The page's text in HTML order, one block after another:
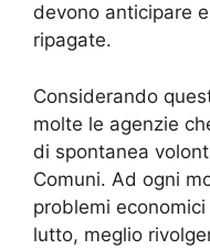
devono anticipare
ripagate.
Considerando
molte le agenzie
di spontanea
Comuni. Ad ogni
problemi
lutto, meglio